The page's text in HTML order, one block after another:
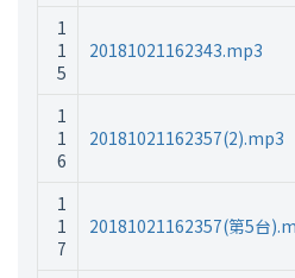
1
1
5
20181021162343.mp3
1
1
6
20181021162357(2).mp3
1
1
7
20181021162357(第5台